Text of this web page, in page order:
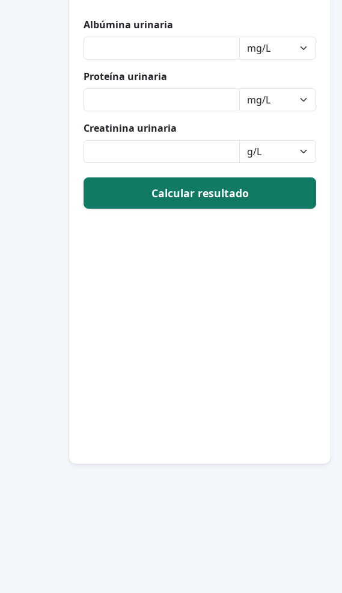
Albúmina urinaria
Proteína urinaria
Creatinina urinaria
Calcular resultado